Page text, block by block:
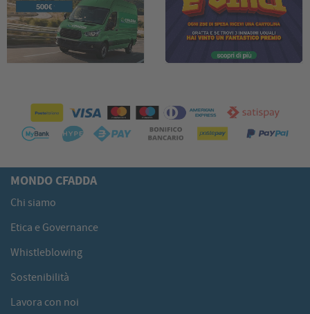
MONDO CFADDA
Chi siamo
Etica e Governance
Whistleblowing
Sostenibilità
Lavora con noi